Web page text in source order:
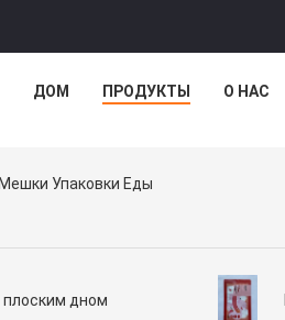
ДОМ ПРОДУКТЫ О НАС
Мешки Упаковки Еды
плоским дном